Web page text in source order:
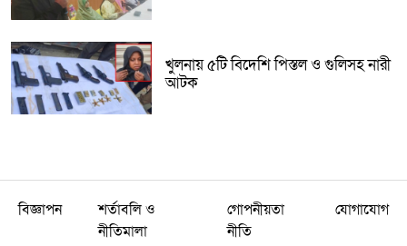
খুলনায় ৫টি বিদেশি পিস্তল ও গুলিসহ নারী
আটক
বিজ্ঞাপন
শর্তাবলি ও
নীতিমালা
গোপনীয়তা
নীতি
যোগাযোগ